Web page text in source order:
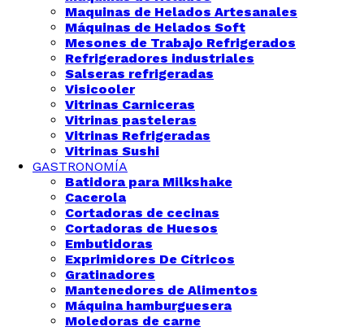
Maquinas de Helados Artesanales
Máquinas de Helados Soft
Mesones de Trabajo Refrigerados
Refrigeradores industriales
Salseras refrigeradas
Visicooler
Vitrinas Carniceras
Vitrinas pasteleras
Vitrinas Refrigeradas
Vitrinas Sushi
GASTRONOMÍA
Batidora para Milkshake
Cacerola
Cortadoras de cecinas
Cortadoras de Huesos
Embutidoras
Exprimidores De Cítricos
Gratinadores
Mantenedores de Alimentos
Máquina hamburguesera
Moledoras de carne